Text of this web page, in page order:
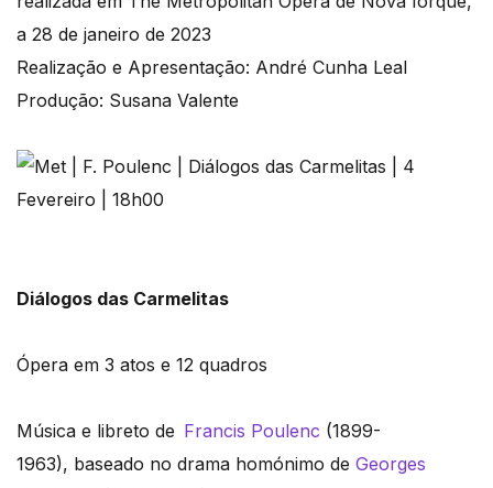
a 28 de janeiro de 2023
Realização e Apresentação: André Cunha Leal
Produção: Susana Valente
Diálogos das Carmelitas
Ópera em 3 atos e 12 quadros
Música e libreto de Francis Poulenc (1899-
1963), baseado no drama homónimo de Georges